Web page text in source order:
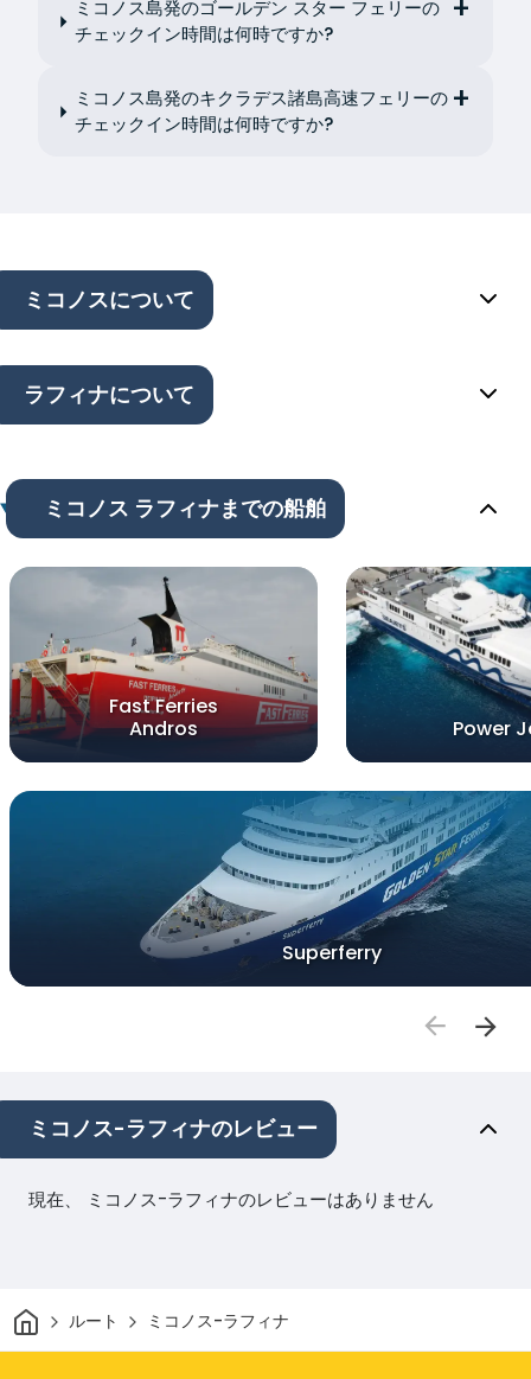
ミコノス島発のゴールデン スター フェリーの
チェックイン時間は何時ですか?
ミコノス島発のキクラデス諸島高速フェリーの
チェックイン時間は何時ですか?
ミコノスについて
ラフィナについて
ミコノス ラフィナまでの船舶
Fast Ferries
Andros
Power
Superferry
ミコノス-ラフィナのレビュー
現在、 ミコノス-ラフィナのレビューはありません
家 ルート ミコノス-ラフィナ